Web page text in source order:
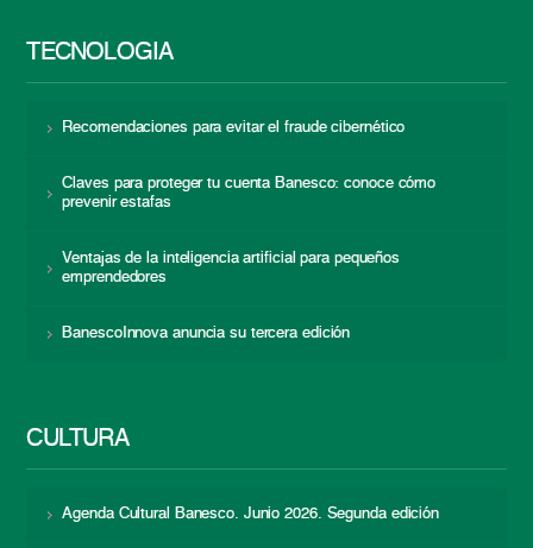
TECNOLOGÍA
Recomendaciones para evitar el fraude cibernético
Claves para proteger tu cuenta Banesco: conoce cómo
prevenir estafas
Ventajas de la inteligencia artificial para pequeños
emprendedores
BanescoInnova anuncia su tercera edición
CULTURA
Agenda Cultural Banesco. Junio 2026. Segunda edición